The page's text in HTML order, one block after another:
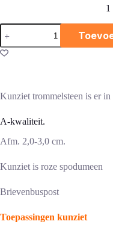
1
Kunziet
trommelsteen
aantal
Kunziet trommelsteen is er
A-kwaliteit.
Afm. 2,0-3,0 cm.
Kunziet is roze spodumeen
Brievenbuspost
Toepassingen kunziet